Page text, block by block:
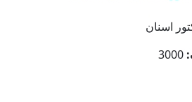
اسنان
3000